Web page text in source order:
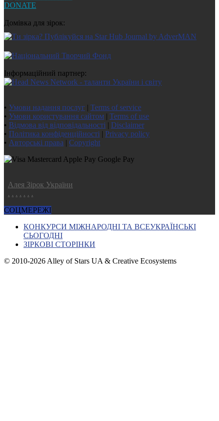
DONATE
Домівка для зірок:
Інформаційний партнер:
• Умови надання послуг | Terms of service
• Умови користування сайтом | Terms of use
• Відмова від відповідальності | Disclaimer
• Політика конфіденційності | Privacy policy
• Авторські права | Copyright
Алея Зірок України
. . . . . . .
СОЦМЕРЕЖІ
КОНКУРСИ МІЖНАРОДНІ ТА ВСЕУКРАЇНСЬКІ
СЬОГОДНІ
ЗІРКОВІ СТОРІНКИ
© 2010-2026 Alley of Stars UA & Creative Ecosystems